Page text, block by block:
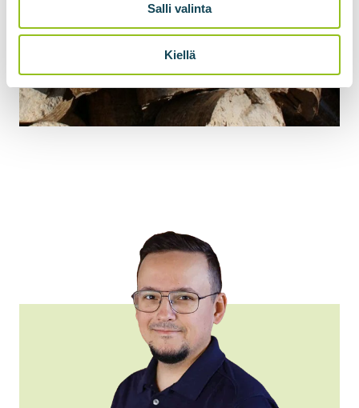
Salli valinta
Kiellä